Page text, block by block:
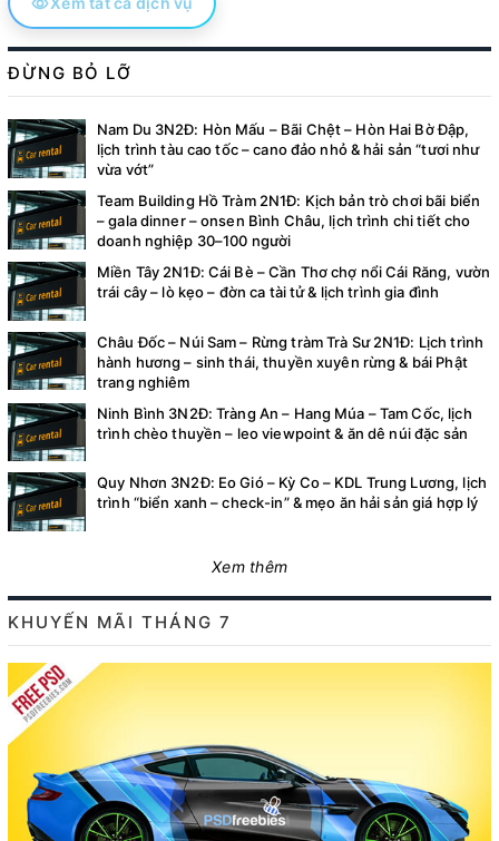
ĐỪNG BỎ LỠ
Nam Du 3N2Đ: Hòn Mấu – Bãi Chệt – Hòn Hai Bờ Đập,
lịch trình tàu cao tốc – cano đảo nhỏ & hải sản “tươi như
vừa vớt”
Team Building Hồ Tràm 2N1Đ: Kịch bản trò chơi bãi biển
– gala dinner – onsen Bình Châu, lịch trình chi tiết cho
doanh nghiệp 30–100 người
Miền Tây 2N1Đ: Cái Bè – Cần Thơ chợ nổi Cái Răng, vườn
trái cây – lò kẹo – đờn ca tài tử & lịch trình gia đình
Châu Đốc – Núi Sam – Rừng tràm Trà Sư 2N1Đ: Lịch trình
hành hương – sinh thái, thuyền xuyên rừng & bái Phật
trang nghiêm
Ninh Bình 3N2Đ: Tràng An – Hang Múa – Tam Cốc, lịch
trình chèo thuyền – leo viewpoint & ăn dê núi đặc sản
Quy Nhơn 3N2Đ: Eo Gió – Kỳ Co – KDL Trung Lương, lịch
trình “biển xanh – check-in” & mẹo ăn hải sản giá hợp lý
Xem thêm
KHUYẾN MÃI THÁNG 7